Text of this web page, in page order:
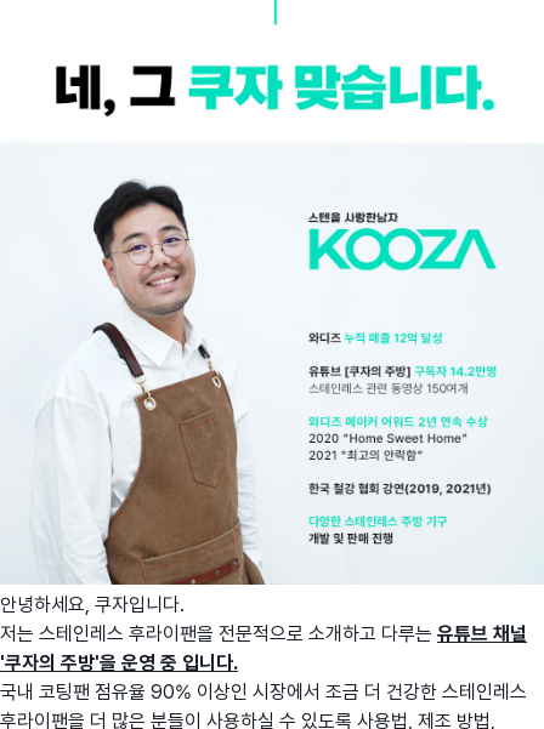
안녕하세요, 쿠자입니다.
저는 스테인레스 후라이팬을 전문적으로 소개하고 다루는 유튜브 채널
'쿠자의 주방'을 운영 중 입니다.
국내 코팅팬 점유율 90% 이상인 시장에서 조금 더 건강한 스테인레스
후라이팬을 더 많은 분들이 사용하실 수 있도록 사용법, 제조 방법,